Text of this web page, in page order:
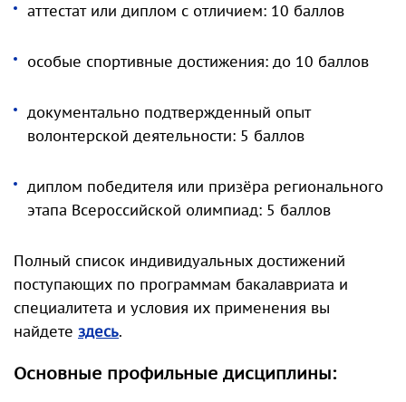
аттестат или диплом с отличием: 10 баллов
особые спортивные достижения: до 10 баллов
документально подтвержденный опыт
волонтерской деятельности: 5 баллов
диплом победителя или призёра регионального
этапа Всероссийской олимпиад: 5 баллов
Полный список индивидуальных достижений
поступающих по программам бакалавриата и
специалитета и условия их применения вы
найдете здесь.
Основные профильные дисциплины: